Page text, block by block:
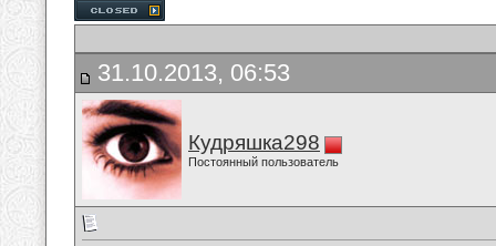
31.10.2013, 06:53
Кудряшка298
Постоянный пользователь